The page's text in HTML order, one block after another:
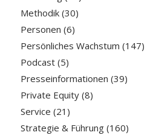
Methodik(30)
Personen (6)
Persönliches Wachstum (147)
Podcast(5)
Presseinformationen (39)
Private Equity(8)
Service (21)
Strategie & Führung(160)